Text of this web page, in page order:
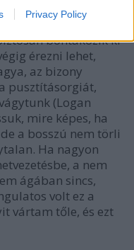
Privacy Policy
azt hiszed, nincs
sikerül rátenni egy
bontakozik ki
érezni lehet,
az bizony
pusztításorgiát,
(Logan
mire képes, ha
a bosszú nem törli
Ha nagyon
a nem
ágában sincs,
volt ez a
vártam tőle, és ezt